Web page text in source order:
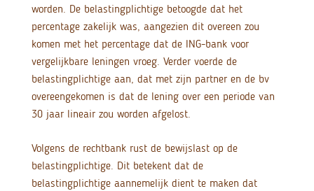
worden. De belastingplichtige betoogde dat het
percentage zakelijk was, aangezien dit overeen zou
komen met het percentage dat de ING-bank voor
vergelijkbare leningen vroeg. Verder voerde de
belastingplichtige aan, dat met zijn partner en de bv
overeengekomen is dat de lening over een periode van
30 jaar lineair zou worden afgelost.
Volgens de rechtbank rust de bewijslast op de
belastingplichtige. Dit betekent dat de
belastingplichtige aannemelijk dient te maken dat